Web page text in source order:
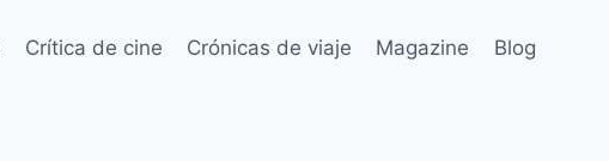
Crítica de cine Crónicas de viaje Magazine Blog